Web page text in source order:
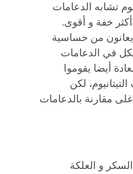
تشابه الدعامات
أكثر خفة و أقوى.
يعانون من حساسية
في الدعامات
أيضا يقوموا
لكن
مقارنة بالدعامات
و العلكة